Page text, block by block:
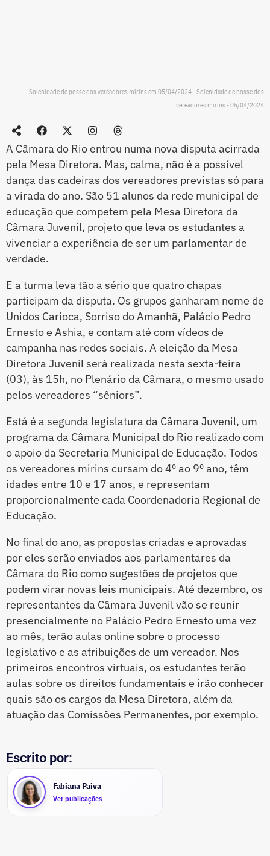
Solenidade de posse dos vereadores mirins em 05/04/2024 - Solenidade de posse dos
vereadores mirins - 05/04/2024
A Câmara do Rio entrou numa nova disputa acirrada
pela Mesa Diretora. Mas, calma, não é a possível
dança das cadeiras dos vereadores previstas só para
a virada do ano. São 51 alunos da rede municipal de
educação que competem pela Mesa Diretora da
Câmara Juvenil, projeto que leva os estudantes a
vivenciar a experiência de ser um parlamentar de
verdade.
E a turma leva tão a sério que quatro chapas
participam da disputa. Os grupos ganharam nome de
Unidos Carioca, Sorriso do Amanhã, Palácio Pedro
Ernesto e Ashia, e contam até com vídeos de
campanha nas redes sociais. A eleição da Mesa
Diretora Juvenil será realizada nesta sexta-feira
(03), às 15h, no Plenário da Câmara, o mesmo usado
pelos vereadores “sêniors”.
Está é a segunda legislatura da Câmara Juvenil, um
programa da Câmara Municipal do Rio realizado com
o apoio da Secretaria Municipal de Educação. Todos
os vereadores mirins cursam do 4º ao 9º ano, têm
idades entre 10 e 17 anos, e representam
proporcionalmente cada Coordenadoria Regional de
Educação.
No final do ano, as propostas criadas e aprovadas
por eles serão enviados aos parlamentares da
Câmara do Rio como sugestões de projetos que
podem virar novas leis municipais. Até dezembro, os
representantes da Câmara Juvenil vão se reunir
presencialmente no Palácio Pedro Ernesto uma vez
ao mês, terão aulas online sobre o processo
legislativo e as atribuições de um vereador. Nos
primeiros encontros virtuais, os estudantes terão
aulas sobre os direitos fundamentais e irão conhecer
quais são os cargos da Mesa Diretora, além da
atuação das Comissões Permanentes, por exemplo.
Escrito por:
Fabiana Paiva
Ver publicações